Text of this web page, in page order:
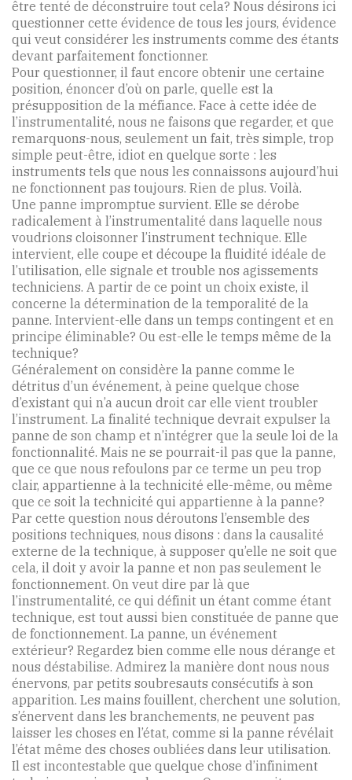
être tenté de déconstruire tout cela? Nous désirons ici
questionner cette évidence de tous les jours, évidence
qui veut considérer les instruments comme des étants
devant parfaitement fonctionner.
Pour questionner, il faut encore obtenir une certaine
position, énoncer d’où on parle, quelle est la
présupposition de la méfiance. Face à cette idée de
l’instrumentalité, nous ne faisons que regarder, et que
remarquons-nous, seulement un fait, très simple, trop
simple peut-être, idiot en quelque sorte : les
instruments tels que nous les connaissons aujourd’hui
ne fonctionnent pas toujours. Rien de plus. Voilà.
Une panne impromptue survient. Elle se dérobe
radicalement à l’instrumentalité dans laquelle nous
voudrions cloisonner l’instrument technique. Elle
intervient, elle coupe et découpe la fluidité idéale de
l’utilisation, elle signale et trouble nos agissements
techniciens. A partir de ce point un choix existe, il
concerne la détermination de la temporalité de la
panne. Intervient-elle dans un temps contingent et en
principe éliminable? Ou est-elle le temps même de la
technique?
Généralement on considère la panne comme le
détritus d’un événement, à peine quelque chose
d’existant qui n’a aucun droit car elle vient troubler
l’instrument. La finalité technique devrait expulser la
panne de son champ et n’intégrer que la seule loi de la
fonctionnalité. Mais ne se pourrait-il pas que la panne,
que ce que nous refoulons par ce terme un peu trop
clair, appartienne à la technicité elle-même, ou même
que ce soit la technicité qui appartienne à la panne?
Par cette question nous déroutons l’ensemble des
positions techniques, nous disons : dans la causalité
externe de la technique, à supposer qu’elle ne soit que
cela, il doit y avoir la panne et non pas seulement le
fonctionnement. On veut dire par là que
l’instrumentalité, ce qui définit un étant comme étant
technique, est tout aussi bien constituée de panne que
de fonctionnement. La panne, un événement
extérieur? Regardez bien comme elle nous dérange et
nous déstabilise. Admirez la manière dont nous nous
énervons, par petits soubresauts consécutifs à son
apparition. Les mains fouillent, cherchent une solution,
s’énervent dans les branchements, ne peuvent pas
laisser les choses en l’état, comme si la panne révélait
l’état même des choses oubliées dans leur utilisation.
Il est incontestable que quelque chose d’infiniment